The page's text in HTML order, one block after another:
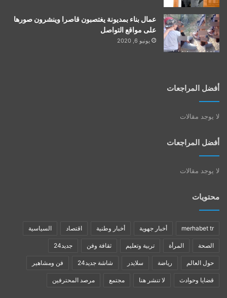
عمال بناء بمديونة يغتصبون قاصرا وينشرون صورها
على مواقع التواصل
يونيو 6, 2020
أفضل المراجعات
لا يوجد مقالات
أفضل المراجعات
لا يوجد مقالات
محتويات
merhabet tr أخبار جهوية أخبار وطنية اقتصاد السياسية
الصحة المرأة تربية وتعليم ثقافة وفن جديد24
حول العالم رياضة سلايدر شاشة جديد24 فن ومشاهير
قضايا وحوادث لا تنشر هنا مجتمع مرصد المحترفين